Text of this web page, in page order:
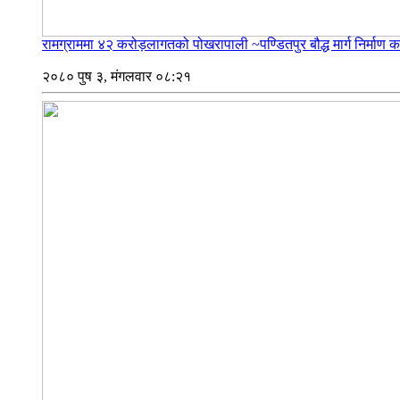
रामग्राममा ४२ करोड़लागतको पोखरापाली ~पण्डितपुर बौद्ध मार्ग निर्माण
२०८० पुष ३, मंगलवार ०८:२१